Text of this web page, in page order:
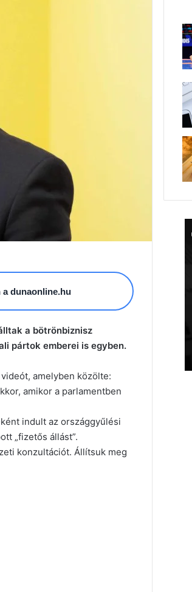
a dunaonline.hu
a bötrönbiznisz
pártok emberei is egyben.
amelyben közölte:
amikor a parlamentben
indult az országgyűlési
„fizetős állást”.
konzultációt. Állítsuk meg